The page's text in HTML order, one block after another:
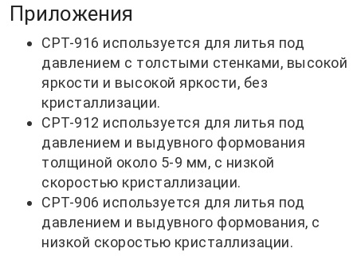
Приложения
CPT-916 используется для литья под
давлением с толстыми стенками, высокой
яркости и высокой яркости, без
кристаллизации.
CPT-912 используется для литья под
давлением и выдувного формования
толщиной около 5-9 мм, с низкой
скоростью кристаллизации.
CPT-906 используется для литья под
давлением и выдувного формования, с
низкой скоростью кристаллизации.